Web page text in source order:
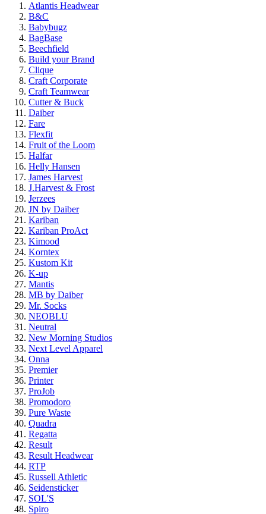
Atlantis Headwear
B&C
Babybugz
BagBase
Beechfield
Build your Brand
Clique
Craft Corporate
Craft Teamwear
Cutter & Buck
Daiber
Fare
Flexfit
Fruit of the Loom
Halfar
Helly Hansen
James Harvest
J.Harvest & Frost
Jerzees
JN by Daiber
Kariban
Kariban ProAct
Kimood
Korntex
Kustom Kit
K-up
Mantis
MB by Daiber
Mr. Socks
NEOBLU
Neutral
New Morning Studios
Next Level Apparel
Onna
Premier
Printer
ProJob
Promodoro
Pure Waste
Quadra
Regatta
Result
Result Headwear
RTP
Russell Athletic
Seidensticker
SOL'S
Spiro